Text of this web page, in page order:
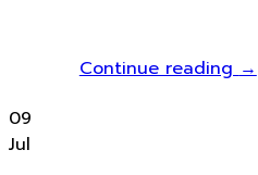
Continue reading→
09
Jul